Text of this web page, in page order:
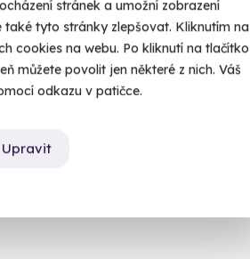
stránek a umožní zobrazení
také tyto stránky zlepšovat. Kliknutím na
cookies na webu. Po kliknutí na tlačítko
můžete povolit jen některé z nich. Váš
odkazu v patičce.
Upravit